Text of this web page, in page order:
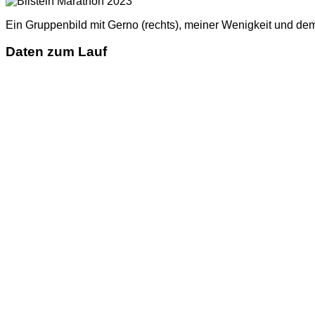
Ein Gruppenbild mit Gerno (rechts), meiner Wenigkeit und
Daten zum Lauf